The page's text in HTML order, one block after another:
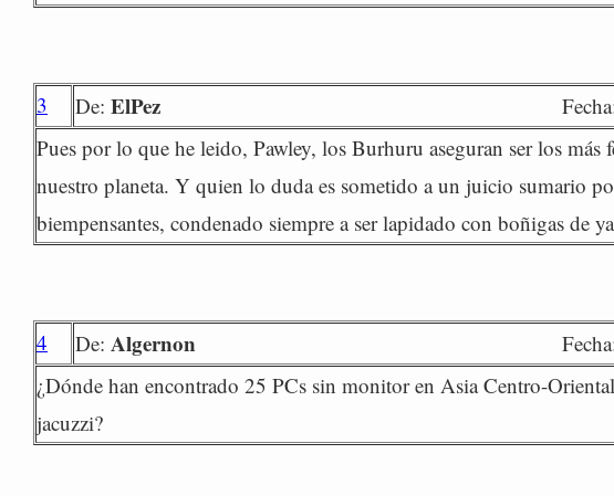
3 De: ElPez
Pues por lo que he leido, Pawley, los Burhuru aseguran ser los más
nuestro planeta. Y quien lo duda es sometido a un juicio sumario
biempensantes, condenado siempre a ser lapidado con boñigas de
4 De: Algernon
¿Dónde han encontrado 25 PCs sin monitor en Asia Centro-
jacuzzi?